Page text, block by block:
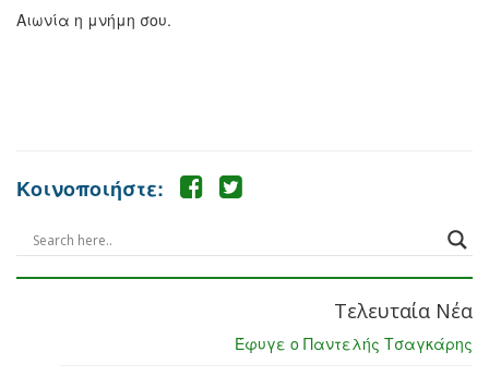
Αιωνία η μνήμη σου.
Κοινοποιήστε:
Τελευταία Νέα
Έφυγε ο Παντελής Τσαγκάρης